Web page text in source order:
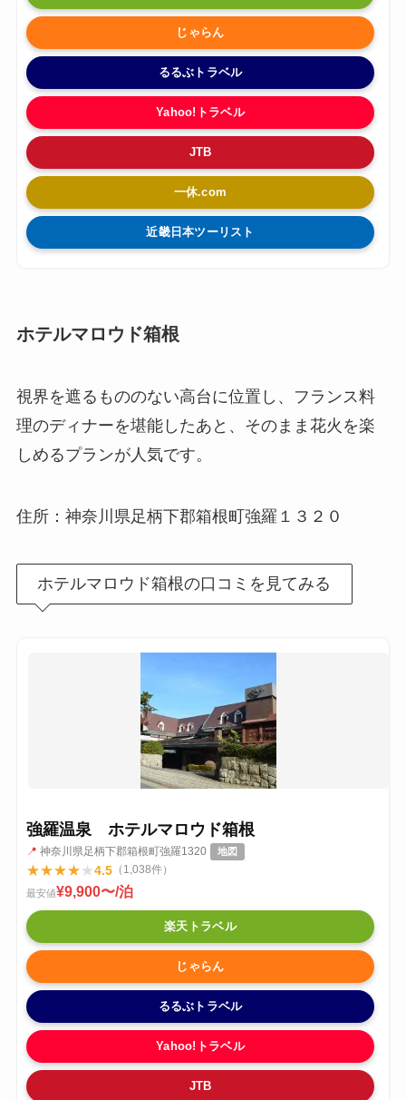
じゃらん
るるぶトラベル
Yahoo!トラベル
JTB
一休.com
近畿日本ツーリスト
ホテルマロウド箱根
視界を遮るもののない高台に位置し、フランス料
理のディナーを堪能したあと、そのまま花火を楽
しめるプランが人気です。
住所：神奈川県足柄下郡箱根町強羅１３２０
ホテルマロウド箱根の口コミを見てみる
強羅温泉 ホテルマロウド箱根
📍 神奈川県足柄下郡箱根町強羅1320 地図
★★★★★4.5（1,038件）
最安値¥9,900〜/泊
楽天トラベル
じゃらん
るるぶトラベル
Yahoo!トラベル
JTB